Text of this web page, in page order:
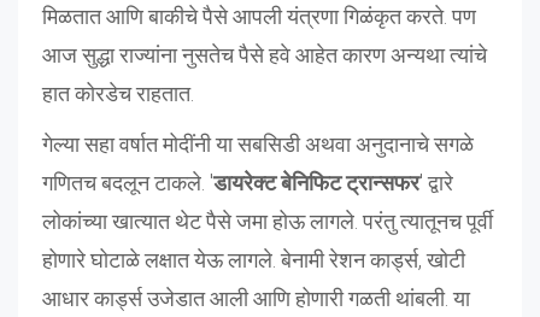
मिळतात आणि बाकीचे पैसे आपली यंत्रणा गिळंकृत करते. पण
आज सुद्धा राज्यांना नुसतेच पैसे हवे आहेत कारण अन्यथा त्यांचे
हात कोरडेच राहतात.
गेल्या सहा वर्षात मोदींनी या सबसिडी अथवा अनुदानाचे सगळे
गणितच बदलून टाकले. 'डायरेक्ट बेनिफिट ट्रान्सफर' द्वारे
लोकांच्या खात्यात थेट पैसे जमा होऊ लागले. परंतु त्यातूनच पूर्वी
होणारे घोटाळे लक्षात येऊ लागले. बेनामी रेशन कार्ड्स, खोटी
आधार कार्ड्स उजेडात आली आणि होणारी गळती थांबली. या